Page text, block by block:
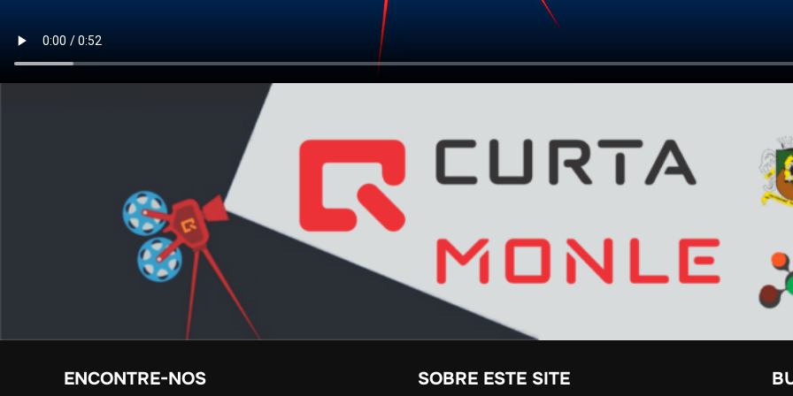
ENCONTRE-NOS SOBRE ESTE SITE